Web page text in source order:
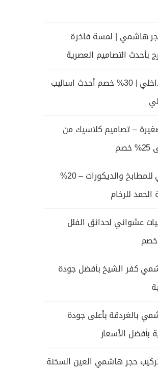
هاشمي | لمسة فاخرة
بأحدث التصاميم العصرية
حجر هاشمى داخلي | 30% خصم أحدث اساليب
– تصاميم كلاسيك من
المرمر الصناعي للمطابخ والديكورات – 20%
للرخام
عشوائي لحدائق الفلل
كفر الشيخ بأفضل جودة
بالغردقة بأعلى جودة
بأفضل الأسعار
حجر هاشمي العين السخنة